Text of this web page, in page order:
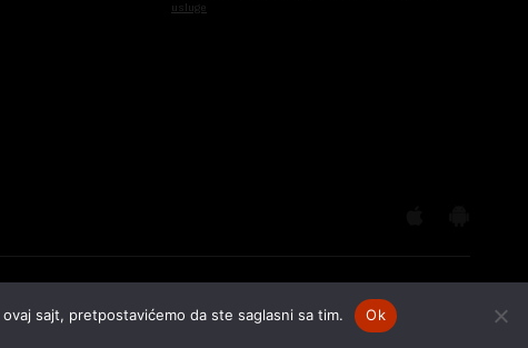
usluge
sajt, pretpostavićemo da ste saglasni sa tim. Ok